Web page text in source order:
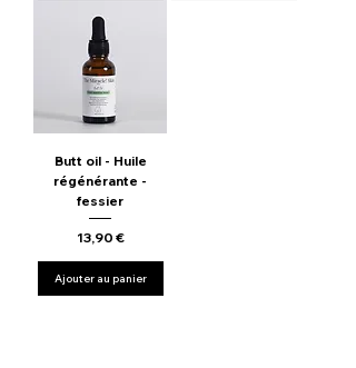
Butt oil - Huile
régénérante -
fessier
Prix
13,90 €
Ajouter au panier